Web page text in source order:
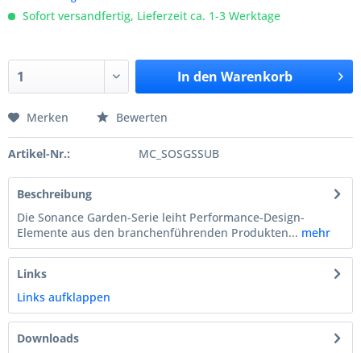
Sofort versandfertig, Lieferzeit ca. 1-3 Werktage
In den Warenkorb
Merken Bewerten
Artikel-Nr.: MC_SOSGSSUB
Beschreibung
Die Sonance Garden-Serie leiht Performance-Design-
Elemente aus den branchenführenden Produkten... mehr
Links
Links aufklappen
Downloads